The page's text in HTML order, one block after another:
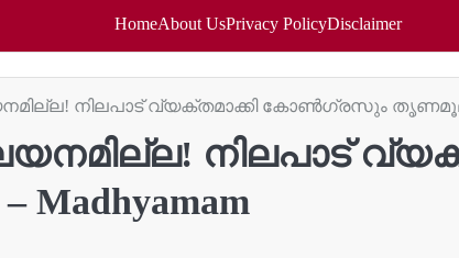
HomeAbout UsPrivacy PolicyDisclaimer
നിലപാട് വ്യക്തമാക്കി കോൺഗ്രസും തൃണമൂലും |
നിലപാട്